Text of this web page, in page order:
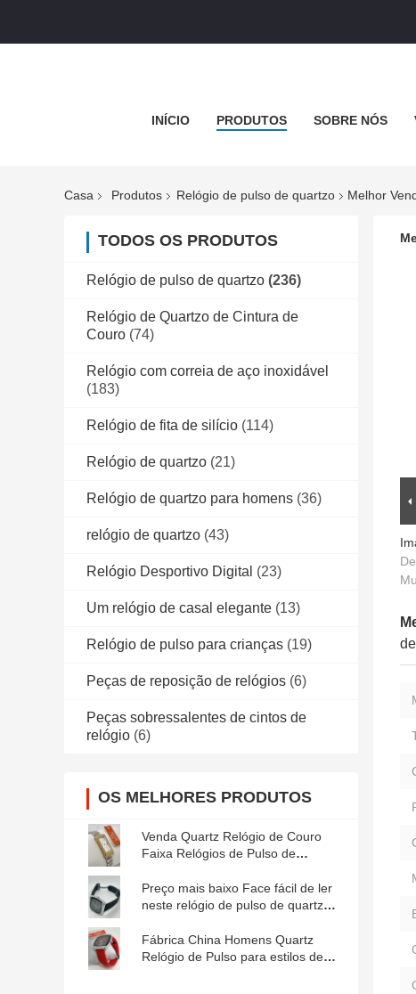
INÍCIO PRODUTOS SOBRE NÓS
Casa Produtos Relógio de pulso de quartzo Melhor
TODOS OS PRODUTOS
Relógio de pulso de quartzo (236)
Relógio de Quartzo de Cintura de
Couro (74)
Relógio com correia de aço inoxidável
(183)
Relógio de fita de silício (114)
Relógio de quartzo (21)
Relógio de quartzo para homens (36)
relógio de quartzo (43)
Relógio Desportivo Digital (23)
Um relógio de casal elegante (13)
Relógio de pulso para crianças (19)
Peças de reposição de relógios (6)
Peças sobressalentes de cintos de
relógio (6)
OS MELHORES PRODUTOS
Venda Quartz Relógio de Couro
Faixa Relógios de Pulso de
Preço mais baixo Face fácil de ler
neste relógio de pulso de quartzo
pouca luz
Fábrica China Homens Quartz
Relógio de Pulso para estilos de